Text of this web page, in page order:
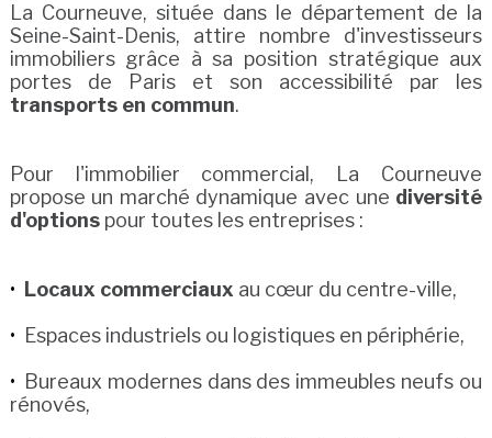
La Courneuve, située dans le département de la
Seine-Saint-Denis, attire nombre d'investisseurs
immobiliers grâce à sa position stratégique aux
portes de Paris et son accessibilité par les
transports en commun.
Pour l'immobilier commercial, La Courneuve
propose un marché dynamique avec une diversité
d'optionspour toutes les entreprises :
Locaux commerciauxau cœur du centre-ville,
Espaces industriels ou logistiques en périphérie,
Bureaux modernes dans des immeubles neufs ou
rénovés,